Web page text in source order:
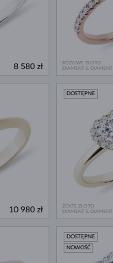
8 580 zł
RÓŻOWE ZŁOTO
DIAMENT & DIAMENT
10 980 zł
ŻÓŁTE ZŁOTO
DIAMENT & DIAMENT
DOSTĘPNE
DOSTĘPNE
NOWOŚĆ